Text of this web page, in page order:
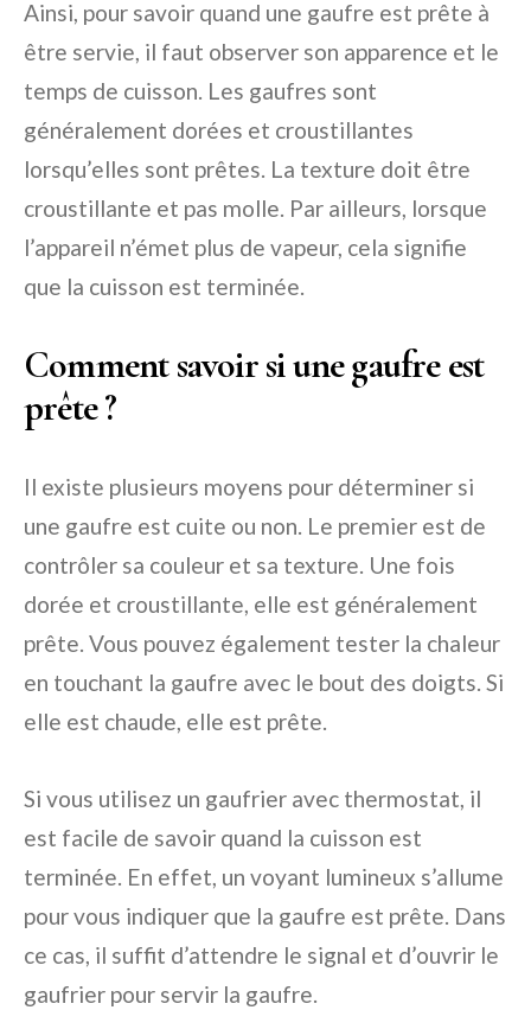
Ainsi, pour savoir quand une gaufre est prête à
être servie, il faut observer son apparence et le
temps de cuisson. Les gaufres sont
généralement dorées et croustillantes
lorsqu’elles sont prêtes. La texture doit être
croustillante et pas molle. Par ailleurs, lorsque
l’appareil n’émet plus de vapeur, cela signifie
que la cuisson est terminée.
Comment savoir si une gaufre est
prête ?
Il existe plusieurs moyens pour déterminer si
une gaufre est cuite ou non. Le premier est de
contrôler sa couleur et sa texture. Une fois
dorée et croustillante, elle est généralement
prête. Vous pouvez également tester la chaleur
en touchant la gaufre avec le bout des doigts. Si
elle est chaude, elle est prête.
Si vous utilisez un gaufrier avec thermostat, il
est facile de savoir quand la cuisson est
terminée. En effet, un voyant lumineux s’allume
pour vous indiquer que la gaufre est prête. Dans
ce cas, il suffit d’attendre le signal et d’ouvrir le
gaufrier pour servir la gaufre.